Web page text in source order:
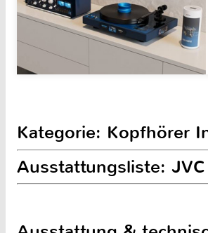
Kategorie: Kopfhörer
Ausstattungsliste: